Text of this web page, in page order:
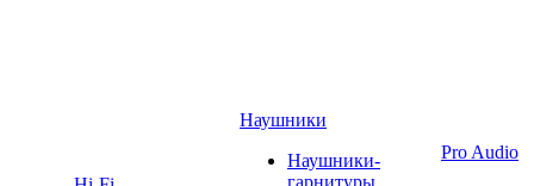
Наушники
Наушники-
гарнитуры
Pro Audio